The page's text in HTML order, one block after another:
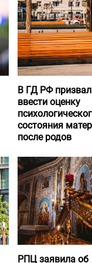
В ГД РФ
ввести оценку
состояния
после родов
РПЦ заявила об